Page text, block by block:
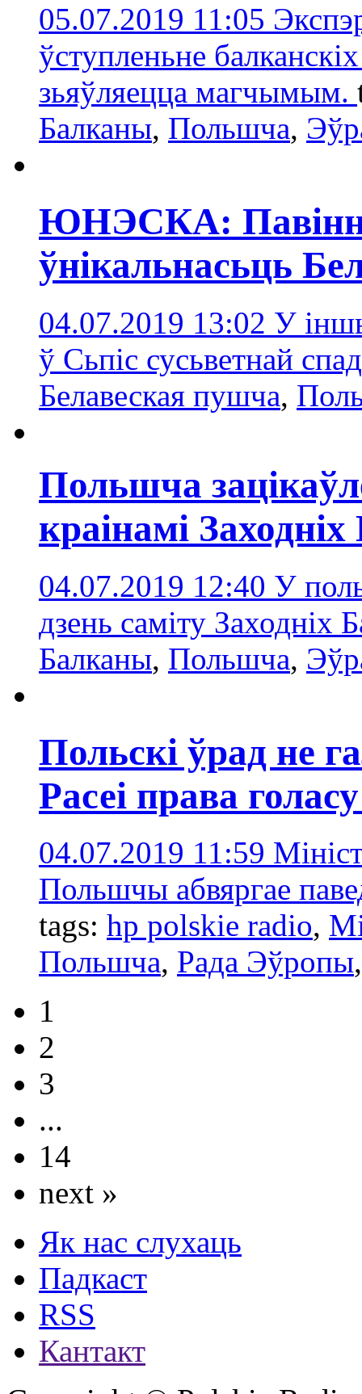
05.07.2019 11:05
ўступленьне
зьяўляецца магчымым.
Балканы, Польшчa,
ЮНЭСКА:
ўнікальнасьць
04.07.2019 13:02 У
ў Сьпіс сусьветнай
Белавеская пушча,
Польшча
краінамі
04.07.2019 12:40 У
дзень саміту Заходніх
Балканы, Польшчa,
Польскі ўрад не
Расеі права
04.07.2019 11:59
Польшчы абвяргае
tags: hp polskie radio,
Польшчa, Радa Эўропы
1
2
3
...
14
next »
Як нас слухаць
Падкаст
RSS
Кантакт